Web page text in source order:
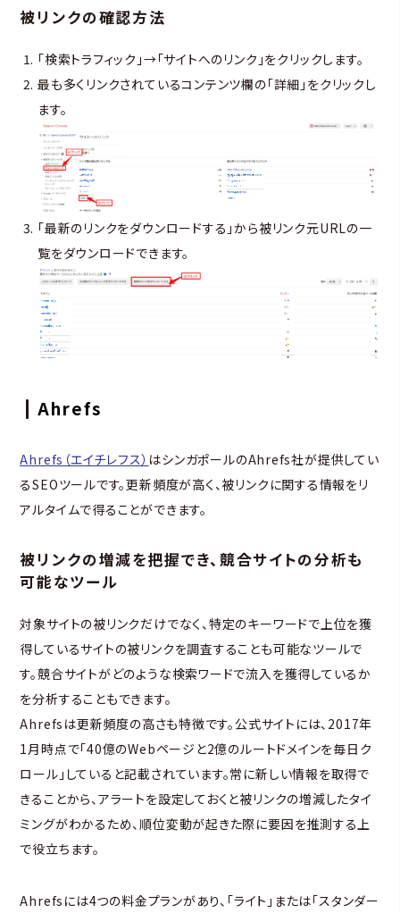
被リンクの確認方法
「検索トラフィック」→「サイトへのリンク」をクリックします。
最も多くリンクされているコンテンツ欄の「詳細」をクリックし
ます。
「最新のリンクをダウンロードする」から被リンク元URLの一
覧をダウンロードできます。
Ahrefs
Ahrefs（エイチレフス） はシンガポールのAhrefs社が提供してい
るSEOツールです。更新頻度が高く、被リンクに関する情報をリ
アルタイムで得ることができます。
被リンクの増減を把握でき、競合サイトの分析も
可能なツール
対象サイトの被リンクだけでなく、特定のキーワードで上位を獲
得しているサイトの被リンクを調査することも可能なツールで
す。競合サイトがどのような検索ワードで流入を獲得しているか
を分析することもできます。
Ahrefsは更新頻度の高さも特徴です。公式サイトには、2017年
1月時点で「40億のWebページと2億のルートドメインを毎日ク
ロール」していると記載されています。常に新しい情報を取得で
きることから、アラートを設定しておくと被リンクの増減したタイ
ミングがわかるため、順位変動が起きた際に要因を推測する上
で役立ちます。
Ahrefsには4つの料金プランがあり、「ライト」または「スタンダー